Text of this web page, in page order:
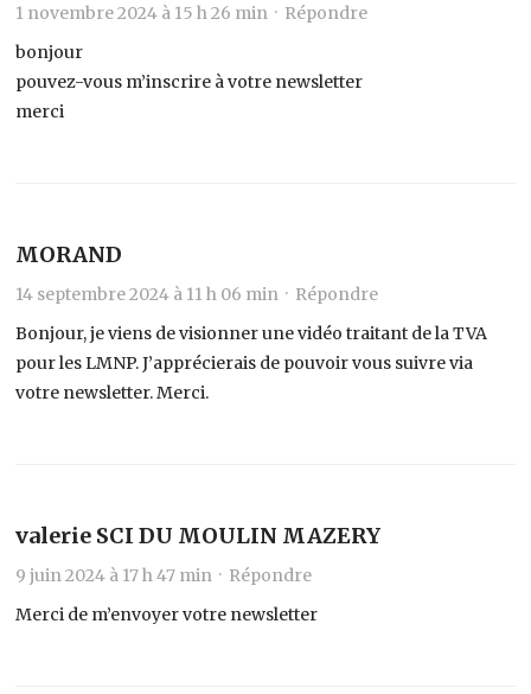
1 novembre 2024 à 15 h 26 min · Répondre
bonjour
pouvez-vous m’inscrire à votre newsletter
merci
MORAND
14 septembre 2024 à 11 h 06 min · Répondre
Bonjour, je viens de visionner une vidéo traitant de la TVA
pour les LMNP. J’apprécierais de pouvoir vous suivre via
votre newsletter. Merci.
valerie SCI DU MOULIN MAZERY
9 juin 2024 à 17 h 47 min · Répondre
Merci de m’envoyer votre newsletter